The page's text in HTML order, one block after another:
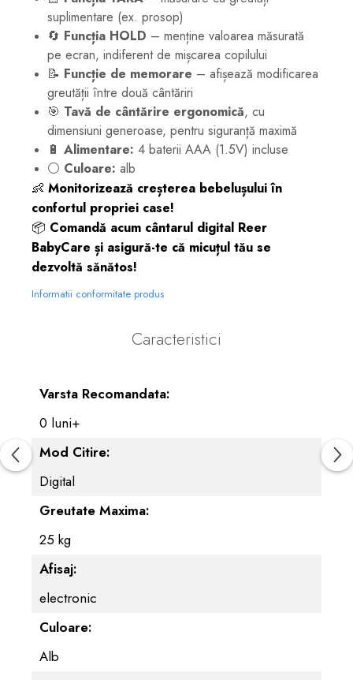
suplimentare (ex. prosop)
🔄 Funcția HOLD – menține valoarea măsurată
pe ecran, indiferent de mișcarea copilului
📝 Funcție de memorare – afișează modificarea
greutății între două cântăriri
🎯 Tavă de cântărire ergonomică, cu
dimensiuni generoase, pentru siguranță maximă
🔋 Alimentare: 4 baterii AAA (1.5V) incluse
⚪ Culoare: alb
👶 Monitorizează creșterea bebelușului în
confortul propriei case!
📦 Comandă acum cântarul digital Reer
BabyCare și asigură-te că micuțul tău se
dezvoltă sănătos!
Informatii conformitate produs
Caracteristici
Varsta Recomandata:
0 luni+
Mod Citire:
Digital
Greutate Maxima:
25 kg
Afisaj:
electronic
Culoare:
Alb